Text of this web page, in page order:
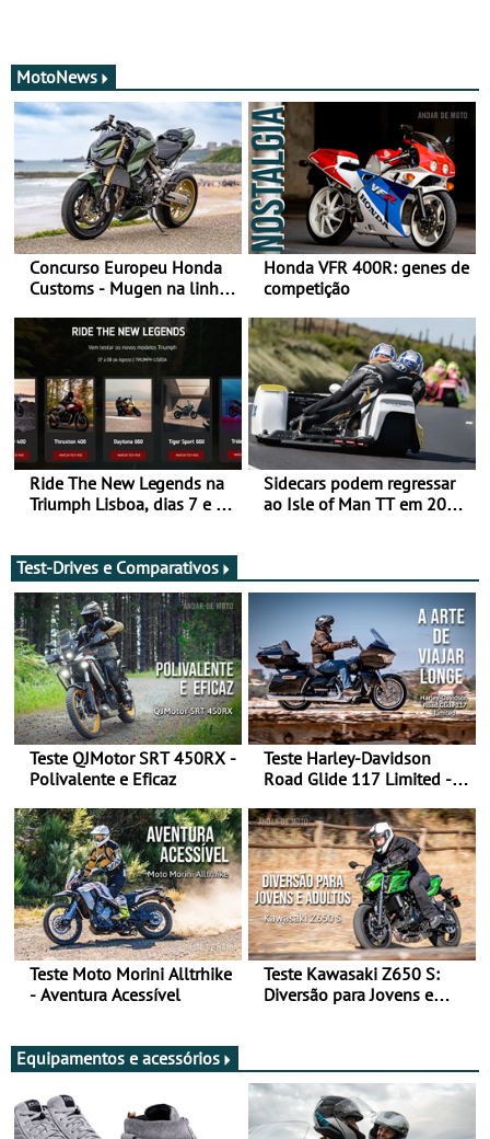
MotoNews
Concurso Europeu Honda
Customs - Mugen na linha
ganhar
Honda VFR 400R: genes de
competição
Ride The New Legends na
Triumph Lisboa, dias 7 e 8
Sidecars podem regressar
ao Isle of Man TT em 2027
Test-Drives e Comparativos
Teste QJMotor SRT 450RX -
Polivalente e Eficaz
Teste Harley-Davidson
Road Glide 117 Limited - A
Teste Moto Morini Alltrhike
- Aventura Acessível
Teste Kawasaki Z650 S:
Diversão para Jovens e
Equipamentos e acessórios